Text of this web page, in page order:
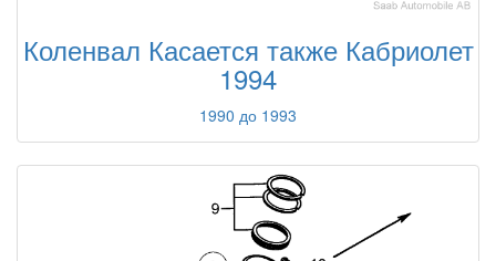
Коленвал Касается также Кабриолет
1994
1990 до 1993